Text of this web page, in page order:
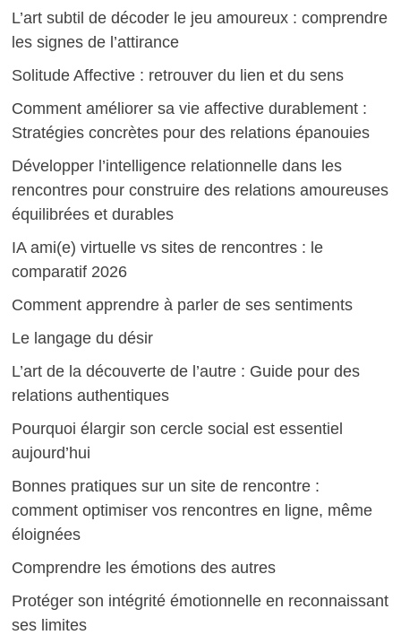
L’art subtil de décoder le jeu amoureux : comprendre
les signes de l’attirance
Solitude Affective : retrouver du lien et du sens
Comment améliorer sa vie affective durablement :
Stratégies concrètes pour des relations épanouies
Développer l’intelligence relationnelle dans les
rencontres pour construire des relations amoureuses
équilibrées et durables
IA ami(e) virtuelle vs sites de rencontres : le
comparatif 2026
Comment apprendre à parler de ses sentiments
Le langage du désir
L’art de la découverte de l’autre : Guide pour des
relations authentiques
Pourquoi élargir son cercle social est essentiel
aujourd’hui
Bonnes pratiques sur un site de rencontre :
comment optimiser vos rencontres en ligne, même
éloignées
Comprendre les émotions des autres
Protéger son intégrité émotionnelle en reconnaissant
ses limites